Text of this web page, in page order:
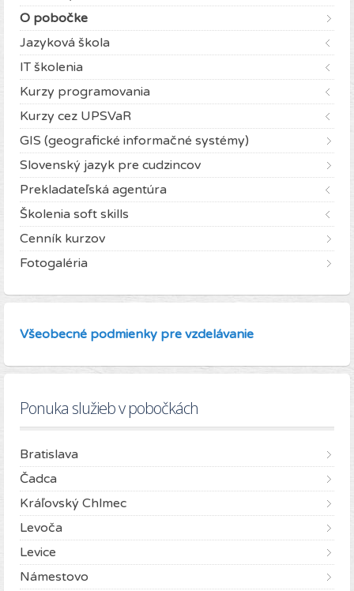
O pobočke
Jazyková škola
IT školenia
Kurzy programovania
Kurzy cez UPSVaR
GIS (geografické informačné systémy)
Slovenský jazyk pre cudzincov
Prekladateľská agentúra
Školenia soft skills
Cenník kurzov
Fotogaléria
Všeobecné podmienky pre vzdelávanie
Ponuka služieb v pobočkách
Bratislava
Čadca
Kráľovský Chlmec
Levoča
Levice
Námestovo